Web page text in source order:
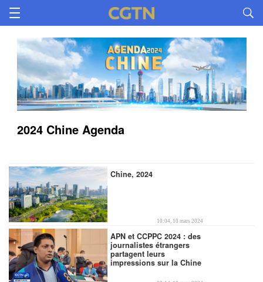
2024 Chine Agenda
Chine, 2024
10:04, 10 mars 2024
APN et CCPPC 2024 : des
journalistes étrangers
partagent leurs
impressions sur la Chine